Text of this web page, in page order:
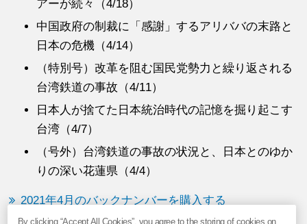
アーが続々（4/18）
中国政府の制裁に「感謝」するアリババの末路と
日本の危機（4/14）
（特別号）改革を阻む国民党勢力と繰り返される
台湾鉄道の事故（4/11）
日本人が捨てた日本統治時代の記憶を掘り起こす
台湾（4/7）
（号外）台湾鉄道の事故の状況と、日本とのゆか
りの深い花蓮県（4/4）
2021年4月のバックナンバーを購入する
By clicking “Accept All Cookies”, you agree to the storing of cookies on